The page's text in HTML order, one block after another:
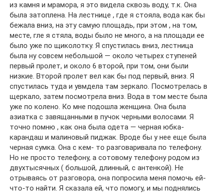
из камня и мрамора, я это видела сквозь воду, т.к. Она
была затоплена. На лестнице , где я стояла, вода как бы
бежала вниз, на эту самую площадь, при этом , на том,
месте, гле я стяла, воды было не много, а на площади ее
было уже по щиколотку. Я спустилась вниз, лестница
была ну совсем небольшой — около четырех ступеней
первый пролет, и около 6 второй, при том, они были
низкие. Второй пролет вел как бы под первый, вниз. Я
спустилась туда и увмдела там зеркало. Посмотрелась в
щеркало, затем посмотрела вниз. Вода в том месте была
уже по колено. Ко мне подошла женщина. Она была
азиатка с завящанными в пучок черными волосами. Я
точно помню , как она была одета — черная юбка-
карандаш и малиновый пиджак. Вроде бы у нее еще была
черная сумка. Она с кем- то разговаривала по телефону.
Но не просто телефону, а сотовому телефону родом из
двухтысячных ( большой, длинный, с антенкой). Не
отрываясь от разговора, она попросила меня помочь ей-
что-то найти. Я сказала ей, что помогу, и мы поднялись